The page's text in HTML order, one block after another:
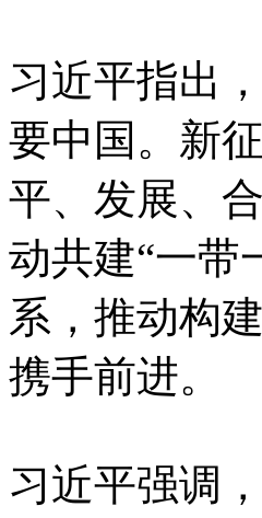
习近平指出
要中国。新
平、发展、
动共建“一带
系，推动构
携手前进。
习近平强调